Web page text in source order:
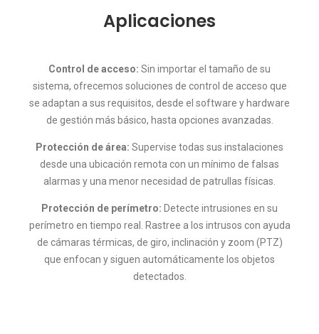
Aplicaciones
Control de acceso: Sin importar el tamaño de su
sistema, ofrecemos soluciones de control de acceso que
se adaptan a sus requisitos, desde el software y hardware
de gestión más básico, hasta opciones avanzadas.
Protección de área: Supervise todas sus instalaciones
desde una ubicación remota con un mínimo de falsas
alarmas y una menor necesidad de patrullas físicas.
Protección de perímetro: Detecte intrusiones en su
perímetro en tiempo real. Rastree a los intrusos con ayuda
de cámaras térmicas, de giro, inclinación y zoom (PTZ)
que enfocan y siguen automáticamente los objetos
detectados.